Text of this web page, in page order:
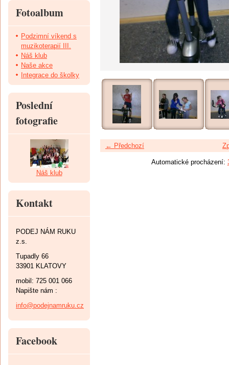
← Předchozí
Automatické procházení:
Fotoalbum
Podzimní víkend s
muzikoterapií III.
Náš klub
Naše akce
Integrace do školky
Poslední
fotografie
Náš klub
Kontakt
PODEJ NÁM RUKU
z.s.
Tupadly 66
33901 KLATOVY
mobil: 725 001 066
Napište nám :
info@podejnamruku.cz
Facebook